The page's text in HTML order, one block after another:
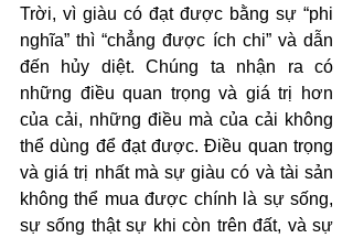
Trời, vì giàu có đạt được bằng sự “phi
nghĩa” thì “chẳng được ích chi” và dẫn
đến hủy diệt. Chúng ta nhận ra có
những điều quan trọng và giá trị hơn
của cải, những điều mà của cải không
thể dùng để đạt được. Điều quan trọng
và giá trị nhất mà sự giàu có và tài sản
không thể mua được chính là sự sống,
sự sống thật sự khi còn trên đất, và sự